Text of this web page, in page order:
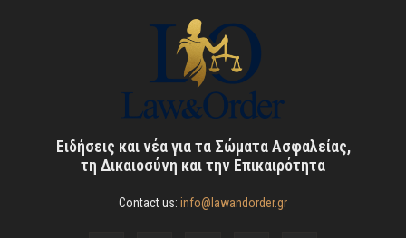
Ειδήσεις και νέα για τα Σώματα Ασφαλείας,
τη Δικαιοσύνη και την Επικαιρότητα
Contact us: info@lawandorder.gr